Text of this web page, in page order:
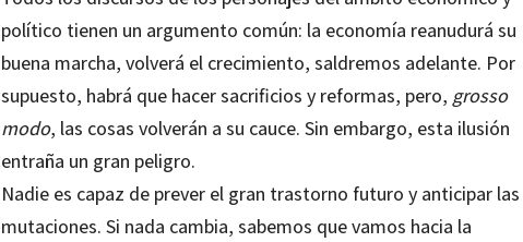
político tienen un argumento común: la economía reanudurá su
buena marcha, volverá el crecimiento, saldremos adelante. Por
supuesto, habrá que hacer sacrificios y reformas, pero, grosso
modo, las cosas volverán a su cauce. Sin embargo, esta ilusión
entraña un gran peligro.
Nadie es capaz de prever el gran trastorno futuro y anticipar las
mutaciones. Si nada cambia, sabemos que vamos hacia la